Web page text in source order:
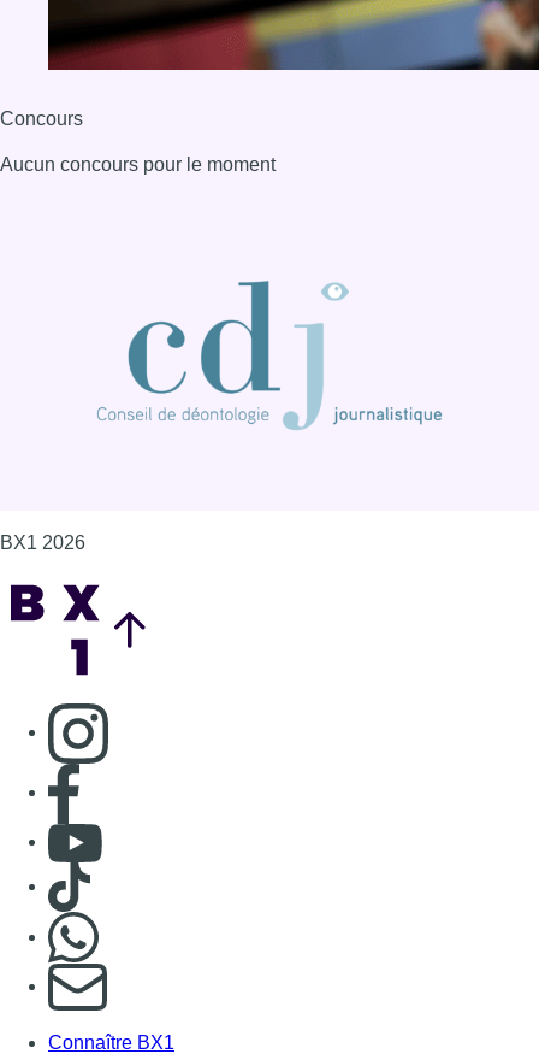
Concours
Aucun concours pour le moment
BX1 2026
Consulter page Instagram
Consulter page Facebook
Consulter Youtube
Consulter TikTok
S'abonner à notre newsletter
Connaître BX1